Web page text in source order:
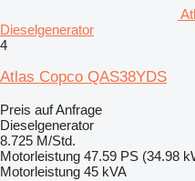
Dieselgenerator
4
Atlas Copco QAS38YDS
Preis auf Anfrage
Dieselgenerator
8.725 M/Std.
Motorleistung 47.59 PS (34.98
Motorleistung 45 kVA